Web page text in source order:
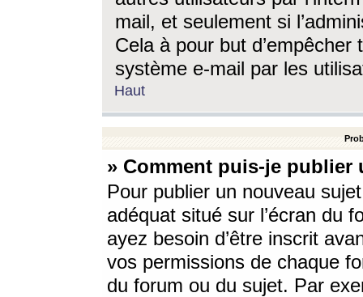
mail, et seulement si
Cela à pour but
système e-mail par les
Haut
» Comment puis-je
Pour publier un nouveau
adéquat situé sur l’écran du
ayez besoin d’être inscrit
vos permissions de chaque
du forum ou du sujet. Par